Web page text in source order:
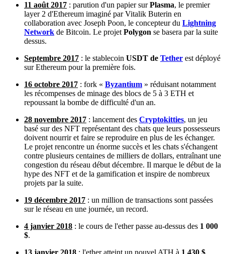
11 août 2017 : parution d'un papier surPlasma, le premier
layer 2 d'Ethereum imaginé par Vitalik Buterin en
collaboration avec Joseph Poon, le concepteur du Lightning
Network de Bitcoin. Le projet Polygon se basera par la suite
dessus.
Septembre 2017 : le stablecoin USDT de Tether est déployé
sur Ethereum pour la première fois.
16 octobre 2017 : fork « Byzantium » réduisant notamment
les récompenses de minage des blocs de 5 à 3 ETH et
repoussant la bombe de difficulté d'un an.
28 novembre 2017 : lancement des Cryptokitties, un jeu
basé sur des NFT représentant des chats que leurs possesseurs
doivent nourrir et faire se reproduire en plus de les échanger.
Le projet rencontre un énorme succès et les chats s'échangent
contre plusieurs centaines de milliers de dollars, entraînant une
congestion du réseau début décembre. Il marque le début de la
hype des NFT et de la gamification et inspire de nombreux
projets par la suite.
19 décembre 2017 : un million de transactions sont passées
sur le réseau en une journée, un record.
4 janvier 2018 : le cours de l'ether passe au-dessus des 1 000
$.
13 janvier 2018 : l'ether atteint un nouvel ATH à 1 430 $